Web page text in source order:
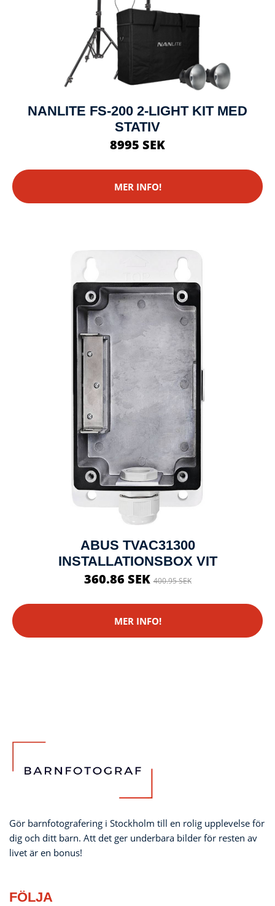
NANLITE FS-200 2-LIGHT KIT MED
STATIV
8995 SEK
MER INFO!
ABUS TVAC31300
INSTALLATIONSBOX VIT
360.86 SEK400.95 SEK
MER INFO!
Gör barnfotografering i Stockholm till en rolig upplevelse för
dig och ditt barn. Att det ger underbara bilder för resten av
livet är en bonus!
FÖLJA